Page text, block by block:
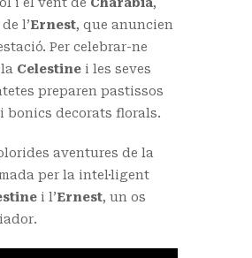
i el vent de Charabia,
l’Ernest, que anuncien
Per celebrar-ne
Celestine i les seves
preparen pastissos
bonics decorats florals.
aventures de la
per la intel·ligent
i l’Ernest, un os